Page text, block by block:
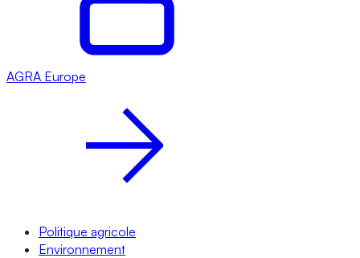
AGRA Europe
Politique agricole
Environnement